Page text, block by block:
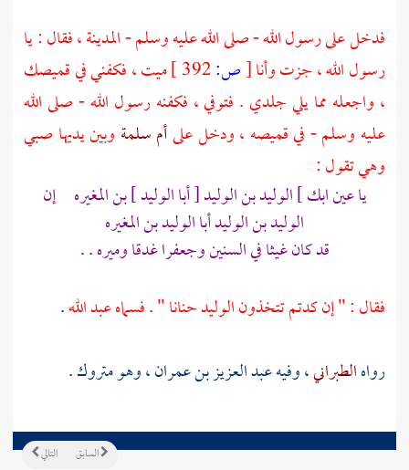
فدخل على رسول الله - صلى الله عليه وسلم -المدينة، فقال : يا
رسول الله ، جزت وأنا[ص:
ميت ، فكفني في قميصك
، واجعله مما يلي جلدي . فتوفي ، فكفنه رسول الله - صلى الله
عليه وسلم - في قميصه ، ودخل علىأم سلمة وبين يديها صبي
وهي تقول :
يا عين ابك ]الوليد بن الوليد[ أبا الوليد ] بن المغيره إن
الوليد بن الوليدأبا الوليد بن المغيره
قد كان غيثا في السنين وجعفرا غدقا وميره . .
فقال : " إن كدتم تتخذون الوليد حنانا " . فسماهعبد الله.
رواهالطبراني، وفيهعبد العزيز بن عمران، وهو متروك .
التالي السابق